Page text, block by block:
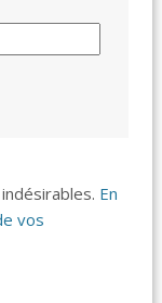
En
vos